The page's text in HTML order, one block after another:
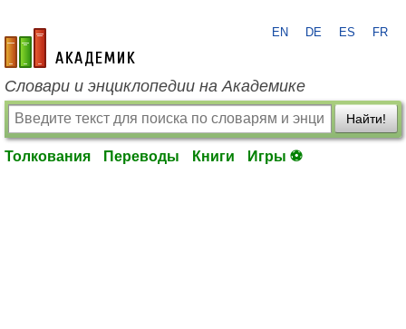
academic.ru
EN DE ES FR
Словари и энциклопедии на Академике
Найти!
Толкования Переводы Книги Игры ⚽